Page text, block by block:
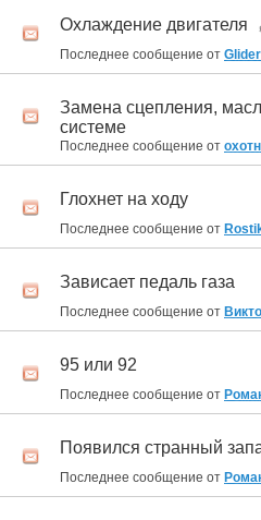
Охлаждение двигателя
Последнее сообщение от Glider
Замена сцепления,
системе
Последнее сообщение от
Глохнет на ходу
Последнее сообщение от
Зависает педаль газа
Последнее сообщение от
95 или 92
Последнее сообщение от
Появился странный
Последнее сообщение от